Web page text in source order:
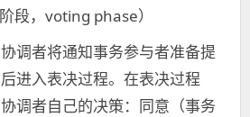
段，voting phase）
者将通知事务参与者准备提
进入表决过程。在表决过程
调者自己的决策：同意（事务